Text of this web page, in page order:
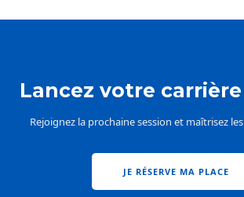
Lancez votre
Rejoignez la prochaine session et maîtrisez
JE RÉSERVE MA PLACE